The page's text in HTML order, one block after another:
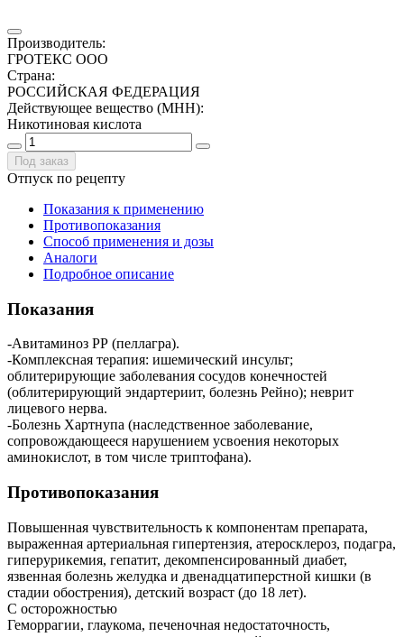
Производитель:
ГРОТЕКС ООО
Страна:
РОССИЙСКАЯ ФЕДЕРАЦИЯ
Действующее вещество (МНН):
Никотиновая кислота
Под заказ
Отпуск по рецепту
Показания к применению
Противопоказания
Способ применения и дозы
Аналоги
Подробное описание
Показания
-Авитаминоз РР (пеллагра).
-Комплексная терапия: ишемический инсульт;
облитерирующие заболевания сосудов конечностей
(облитерирующий эндартериит, болезнь Рейно); неврит
лицевого нерва.
-Болезнь Хартнупа (наследственное заболевание,
сопровождающееся нарушением усвоения некоторых
аминокислот, в том числе триптофана).
Противопоказания
Повышенная чувствительность к компонентам препарата,
выраженная артериальная гипертензия, атеросклероз, подагра,
гиперурикемия, гепатит, декомпенсированный диабет,
язвенная болезнь желудка и двенадцатиперстной кишки (в
стадии обострения), детский возраст (до 18 лет).
С осторожностью
Геморрагии, глаукома, печеночная недостаточность,